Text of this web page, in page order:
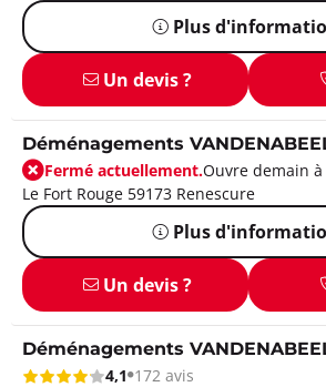
Plus
Un devis ?
Déménagements
Fermé actuellement.Ouvre demain à
Le Fort Rouge 59173 Renescure
Plus
Un devis ?
Déménagements
4,1 172 avis